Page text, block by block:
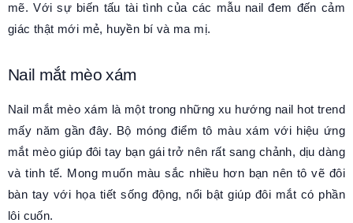
mẽ. Với sự biến tấu tài tình của các mẫu nail đem đến cảm
giác thật mới mẻ, huyền bí và ma mị.
Nail mắt mèo xám
Nail mắt mèo xám là một trong những xu hướng nail hot trend
mấy năm gần đây. Bộ móng điểm tô màu xám với hiệu ứng
mắt mèo giúp đôi tay bạn gái trở nên rất sang chảnh, dịu dàng
và tinh tế. Mong muốn màu sắc nhiều hơn bạn nên tô vẽ đôi
bàn tay với họa tiết sống động, nổi bật giúp đôi mắt có phần
lôi cuốn.